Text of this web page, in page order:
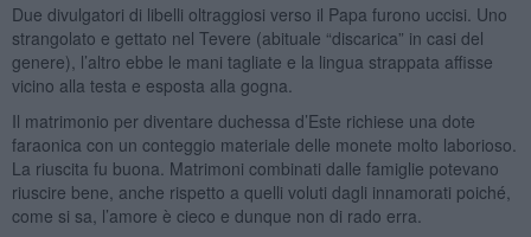
Due divulgatori di libelli oltraggiosi verso il Papa furono uccisi. Uno
strangolato e gettato nel Tevere (abituale “discarica” in casi del
genere), l’altro ebbe le mani tagliate e la lingua strappata affisse
vicino alla testa e esposta alla gogna.
Il matrimonio per diventare duchessa d’Este richiese una dote
faraonica con un conteggio materiale delle monete molto laborioso.
La riuscita fu buona. Matrimoni combinati dalle famiglie potevano
riuscire bene, anche rispetto a quelli voluti dagli innamorati poiché,
come si sa, l’amore è cieco e dunque non di rado erra.